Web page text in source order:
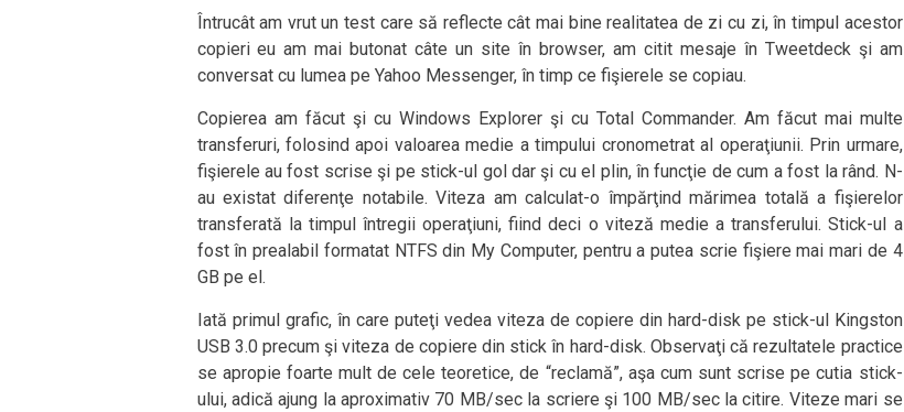
Întrucât am vrut un test care să reflecte cât mai bine realitatea de zi cu zi, în timpul acestor
copieri eu am mai butonat câte un site în browser, am citit mesaje în Tweetdeck şi am
conversat cu lumea pe Yahoo Messenger, în timp ce fişierele se copiau.
Copierea am făcut şi cu Windows Explorer şi cu Total Commander. Am făcut mai multe
transferuri, folosind apoi valoarea medie a timpului cronometrat al operaţiunii. Prin urmare,
fişierele au fost scrise şi pe stick-ul gol dar şi cu el plin, în funcţie de cum a fost la rând. N-
au existat diferenţe notabile. Viteza am calculat-o împărţind mărimea totală a fişierelor
transferată la timpul întregii operaţiuni, fiind deci o viteză medie a transferului. Stick-ul a
fost în prealabil formatat NTFS din My Computer, pentru a putea scrie fişiere mai mari de 4
GB pe el.
Iată primul grafic, în care puteţi vedea viteza de copiere din hard-disk pe stick-ul Kingston
USB 3.0 precum şi viteza de copiere din stick în hard-disk. Observaţi că rezultatele practice
se apropie foarte mult de cele teoretice, de “reclamă”, aşa cum sunt scrise pe cutia stick-
ului, adică ajung la aproximativ 70 MB/sec la scriere şi 100 MB/sec la citire. Viteze mari se